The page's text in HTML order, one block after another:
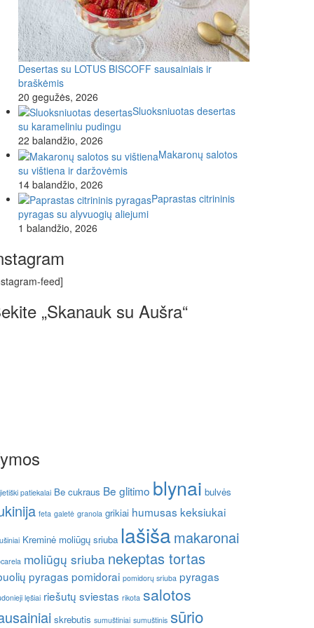
Desertas su LOTUS BISCOFF sausainiais ir
braškėmis
20 gegužės, 2026
Sluoksniuotas desertas
su karameliniu pudingu
22 balandžio, 2026
Makaronų salotos
su vištiena ir daržovėmis
14 balandžio, 2026
Paprastas citrininis
pyragas su alyvuogių aliejumi
1 balandžio, 2026
feed]
„Skanauk su Aušra“
patiekalai Be cukraus Be glitimo blynai bulvės
feta galetė granola grikiai humusas keksiukai
Kreminė moliūgų sriuba lašiša makaronai
moliūgų sriuba nekeptas tortas
pyragas pomidorai pomidorų sriuba pyragas
lęšiai riešutų sviestas rikota salotos
skrebutis sumuštiniai sumuštinis sūrio